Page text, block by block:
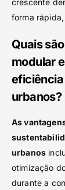
crescente
forma
Quais
modular
urbanos?
As
urbanos
otimização
durante a